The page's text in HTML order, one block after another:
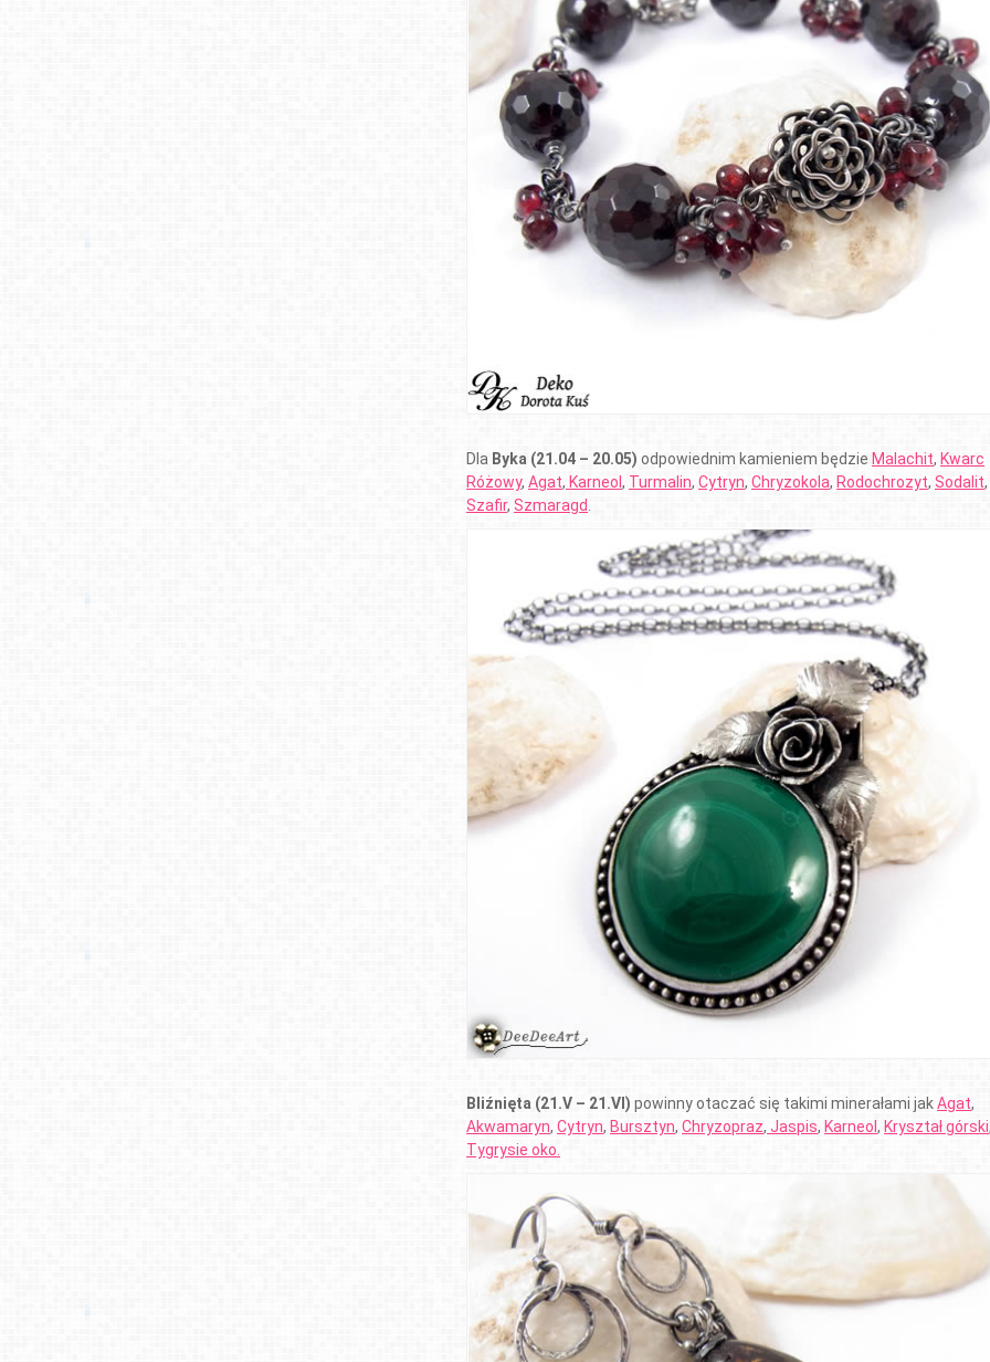
Dla Byka (21.04 – 20.05) odpowiednim kamieniem będzie Malachit, Kwarc
Różowy, Agat, Karneol , Turmalin, Cytryn, Chryzokola, Rodochrozyt, Sodalit,
Szafir, Szmaragd
Bliźnięta (21.V – 21.VI) powinny otaczać się takimi minerałami jakAgat,
Akwamaryn, Cytryn, Bursztyn, Chryzopraz, Jaspis, Karneol , Kryształ górski
Tygrysie oko.